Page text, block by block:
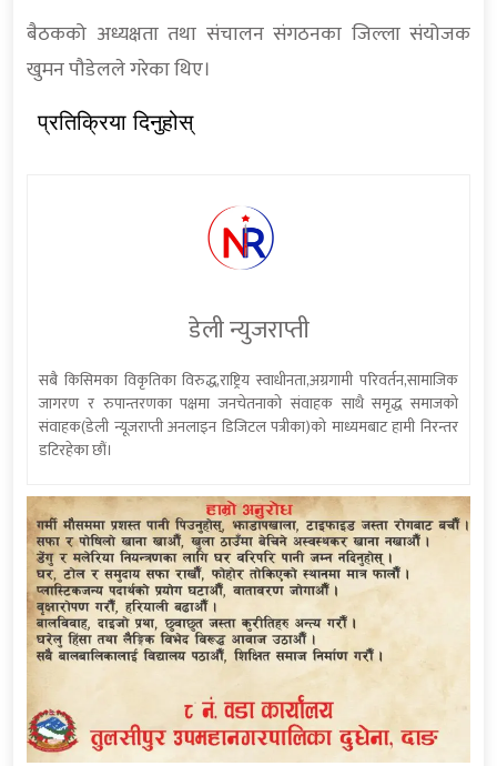
बैठकको अध्यक्षता तथा संचालन संगठनका जिल्ला संयोजक
खुमन पौडेलले गरेका थिए।
प्रतिक्रिया दिनुहोस्
डेली न्युजराप्ती
सबै किसिमका विकृतिका विरुद्ध,राष्ट्रिय स्वाधीनता,अग्रगामी परिवर्तन,सामाजिक
जागरण र रुपान्तरणका पक्षमा जनचेतनाको संवाहक साथै समृद्ध समाजको
संवाहक(डेली न्यूजराप्ती अनलाइन डिजिटल पत्रीका)को माध्यमबाट हामी निरन्तर
डटिरहेका छौं।